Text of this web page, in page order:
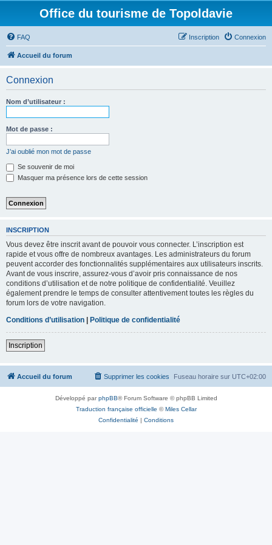
Office du tourisme de Topoldavie
FAQ Connexion
Inscription
Accueil du forum
Connexion
Nom d’utilisateur :
Mot de passe :
J’ai oublié mon mot de passe
Se souvenir de moi
Masquer ma présence lors de cette session
INSCRIPTION
Vous devez être inscrit avant de pouvoir vous connecter. L’inscription est
rapide et vous offre de nombreux avantages. Les administrateurs du forum
peuvent accorder des fonctionnalités supplémentaires aux utilisateurs inscrits.
Avant de vous inscrire, assurez-vous d’avoir pris connaissance de nos
conditions d’utilisation et de notre politique de confidentialité. Veuillez
également prendre le temps de consulter attentivement toutes les règles du
forum lors de votre navigation.
Conditions d’utilisation | Politique de confidentialité
Inscription
Accueil du forum Fuseau horaire sur UTC+02:00
Supprimer les cookies
Développé parphpBB® Forum Software © phpBB Limited
Traduction française officielle ©Miles Cellar
Confidentialité | Conditions